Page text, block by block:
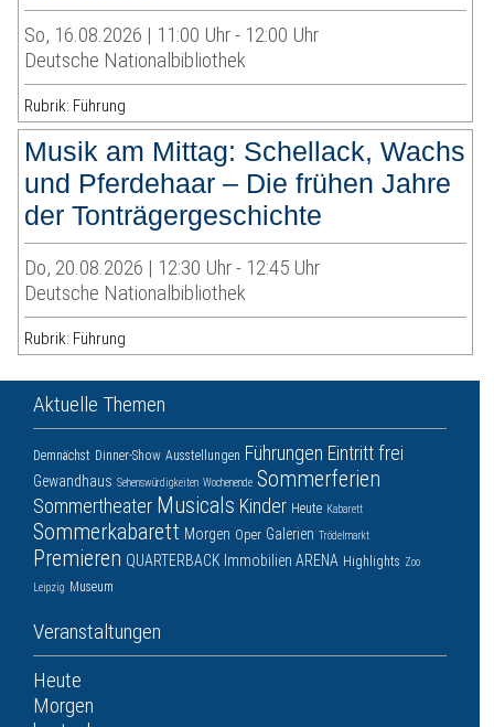
So, 16.08.2026 | 11:00 Uhr - 12:00 Uhr
Deutsche Nationalbibliothek
Rubrik: Führung
Musik am Mittag: Schellack, Wachs
und Pferdehaar – Die frühen Jahre
der Tonträgergeschichte
Do, 20.08.2026 | 12:30 Uhr - 12:45 Uhr
Deutsche Nationalbibliothek
Rubrik: Führung
Aktuelle Themen
Demnächst Dinner-Show Ausstellungen Führungen Eintritt frei
Gewandhaus Sehenswürdigkeiten Wochenende Sommerferien
Sommertheater Musicals Kinder Heute Kabarett
Sommerkabarett Morgen Oper Galerien Trödelmarkt
Premieren QUARTERBACK Immobilien ARENA Highlights Zoo
Leipzig Museum
Veranstaltungen
Heute
Morgen